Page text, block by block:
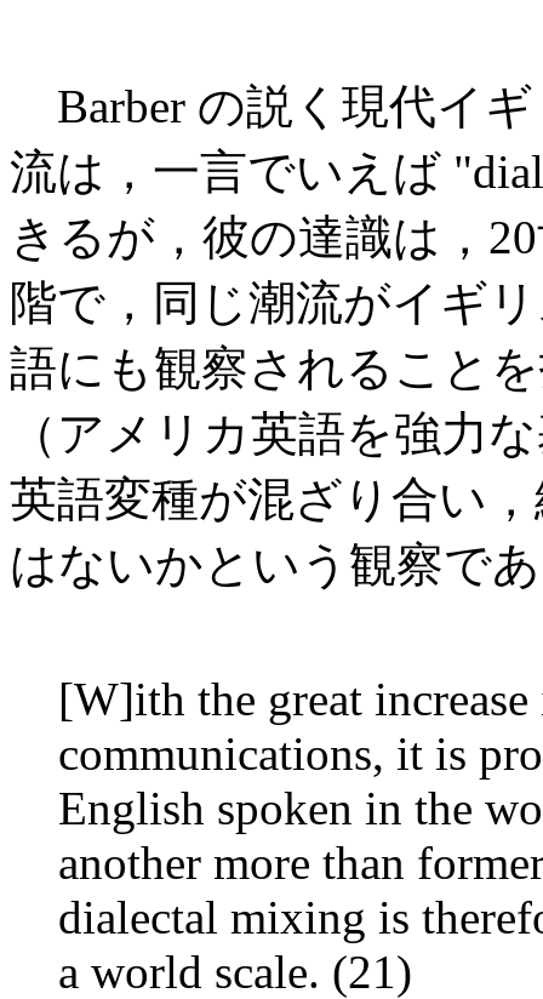
Barber の説く現代イ
流は，一言でいえば
きるが，彼の達識は，
階で，同じ潮流がイギ
語にも観察されること
（アメリカ英語を強力
英語変種が混ざり合い
はないかという観察で
[W]ith the great
communications, it is
English spoken in the
another more than
dialectal mixing is
a world scale. (21)